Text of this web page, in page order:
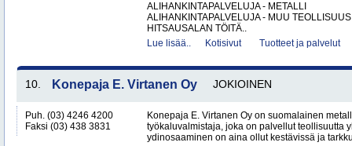
ALIHANKINTAPALVELUJA - METALLI
ALIHANKINTAPALVELUJA - MUU TEOLLISUUS
HITSAUSALAN TÖITÄ..
Lue lisää..
Kotisivut Tuotteet ja palvelut
10. Konepaja E. Virtanen Oy JOKIOINEN
Puh. (03) 4246 4200
Faksi (03) 438 3831
Konepaja E. Virtanen Oy on suomalainen
työkaluvalmistaja, joka on palvellut teollisuutta
ydinosaaminen on aina ollut kestävissä ja